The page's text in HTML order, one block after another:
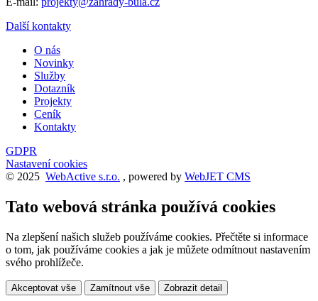
Další kontakty
O nás
Novinky
Služby
Dotazník
Projekty
Ceník
Kontakty
GDPR
Nastavení cookies
© 2025 WebActive s.r.o. , powered by WebJET CMS
Tato webová stránka používá cookies
Na zlepšení našich služeb používáme cookies. Přečtěte si informace
o tom, jak používáme cookies a jak je můžete odmítnout nastavením
svého prohlížeče.
Akceptovat vše Zamítnout vše Zobrazit detail